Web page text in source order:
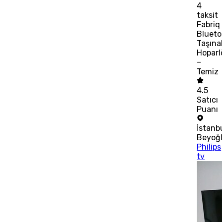
4
taksit
Fabriq
–
Temiz
4.5
Satıcı
Puanı
Philips
tv